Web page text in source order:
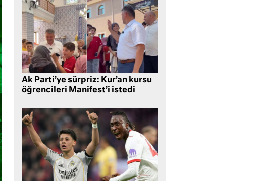
Ak Parti’ye sürpriz: Kur’an kursu
öğrencileri Manifest’i istedi